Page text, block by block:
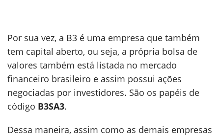
Por sua vez, a B3 é uma empresa que também
tem capital aberto, ou seja, a própria bolsa de
valores também está listada no mercado
financeiro brasileiro e assim possui ações
negociadas por investidores. São os papéis de
código B3SA3.
Dessa maneira, assim como as demais empresas